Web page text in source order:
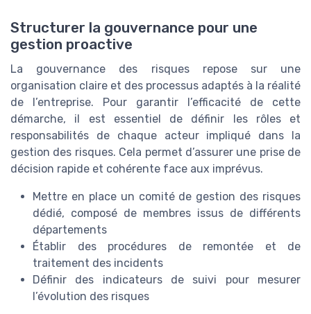
Structurer la gouvernance pour une
gestion proactive
La gouvernance des risques repose sur une
organisation claire et des processus adaptés à la réalité
de l’entreprise. Pour garantir l’efficacité de cette
démarche, il est essentiel de définir les rôles et
responsabilités de chaque acteur impliqué dans la
gestion des risques. Cela permet d’assurer une prise de
décision rapide et cohérente face aux imprévus.
Mettre en place un comité de gestion des risques
dédié, composé de membres issus de différents
départements
Établir des procédures de remontée et de
traitement des incidents
Définir des indicateurs de suivi pour mesurer
l’évolution des risques